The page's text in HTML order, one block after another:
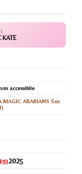
KATE
accessibile
MAGIC ARABIANS Soc
2025